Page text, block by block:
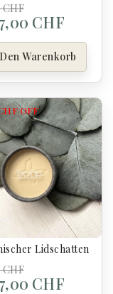
CHF
Warenkorb
- BohoLidschatten
OFF
CHF